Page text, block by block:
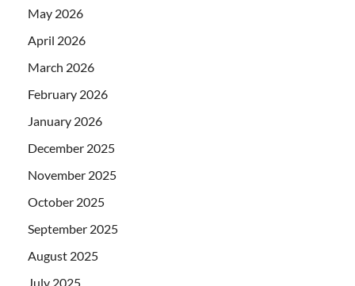
May 2026
April 2026
March 2026
February 2026
January 2026
December 2025
November 2025
October 2025
September 2025
August 2025
July 2025